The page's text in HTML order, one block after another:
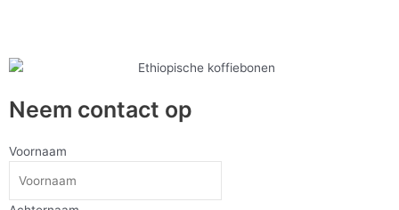
Neem contact op
Voornaam